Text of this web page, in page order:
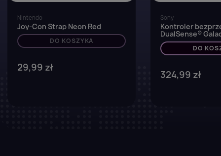
Nintendo
Joy-Con Strap Neon Red
DO KOSZYKA
29,99 zł
Sony
Kontroler
DualSense®
do konsoli PS5,
PC i Mac oraz
mobilnych
DO
324,99 zł